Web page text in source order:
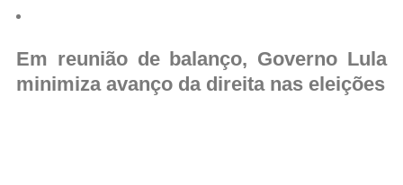
Em reunião de balanço, Governo Lula
minimiza avanço da direita nas eleições